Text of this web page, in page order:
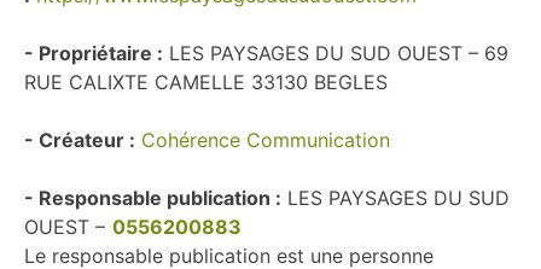
- Propriétaire : LES PAYSAGES DU SUD OUEST – 69
RUE CALIXTE CAMELLE 33130 BEGLES
- Créateur : Cohérence Communication
- Responsable publication : LES PAYSAGES DU SUD
OUEST – 0556200883
Le responsable publication est une personne